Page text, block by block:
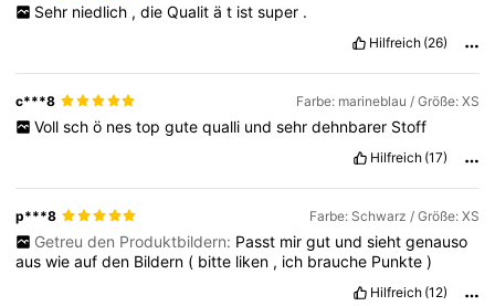
Sehr niedlich , die Qualit ä t ist super .
Hilfreich (26)
c***8 Farbe: marineblau / Größe: XS
Voll sch ö nes top gute qualli und sehr dehnbarer Stoff
Hilfreich (17)
p***8 Farbe: Schwarz / Größe: XS
Getreu den Produktbildern: Passt mir gut und sieht genauso
auswieaufden Bildern ( bitte liken , ich brauche Punkte)
Hilfreich (12)